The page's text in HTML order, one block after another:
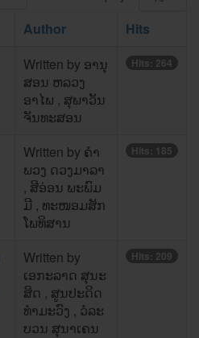
Author
Hits
Written by ອານຸ
ສອນ ຫລວງ
ອາໄພ , ສຸພາວັນ
ຈັນທະສອນ
Hits: 264
Written by ຄໍາ
ພວງ ດວງມາລາ
, ສີ​ອ່ອນ ພະ​ພົມ​
ມີ , ທະ​ໜອມສັກ ​
ໂພທິ​ສານ
Hits: 185
Written by
ເອກະລາດ ສຸນະ
ສິດ , ສູນປະດິດ
ທຳມະວົງ , ວໍລະ
ບວນ ສຸນາເຄນ
Hits: 209